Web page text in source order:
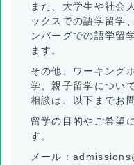
また、大学生や社会
ックスでの語学留学
ンバーグでの語学留
ます。
その他、ワーキング
学、親子留学につい
相談は、以下までお
留学の目的やご希望
す。
メール：